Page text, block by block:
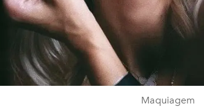
Maquiagem